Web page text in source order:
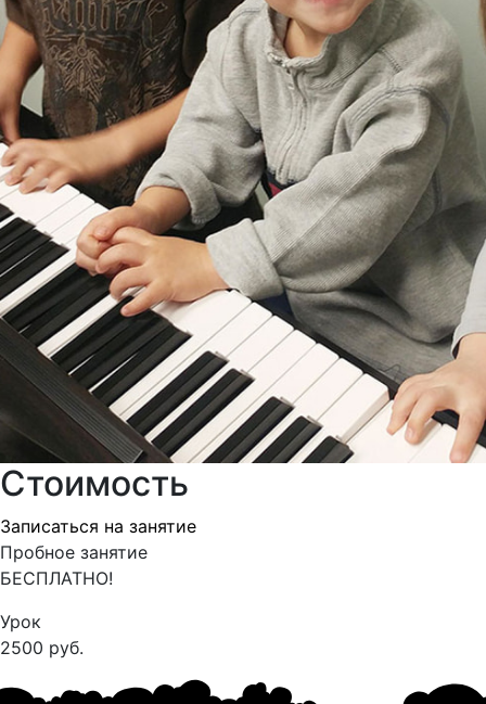
Стоимость
Записаться на занятие
Пробное занятие
БЕСПЛАТНО!
Урок
2500 руб.